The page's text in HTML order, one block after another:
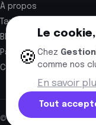
À propos
Tarifs
Blog
Partenaires
Contact
© 2026 Gestion Sports
🍪
Le
Chez
comme nos
En savoir
Tout